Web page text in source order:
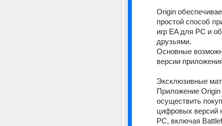
Origin
простой способ
игр EA для PC и
друзьями.
Основные
версии
Эксклюзивные
Приложение Origin
осуществить
цифровых версий
PC, включая